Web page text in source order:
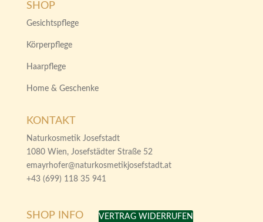
SHOP
Gesichtspflege
Körperpflege
Haarpflege
Home & Geschenke
KONTAKT
Naturkosmetik Josefstadt
1080 Wien, Josefstädter Straße 52
emayrhofer@naturkosmetikjosefstadt.at
+43 (699) 118 35 941
SHOP INFO VERTRAG WIDERRUFEN